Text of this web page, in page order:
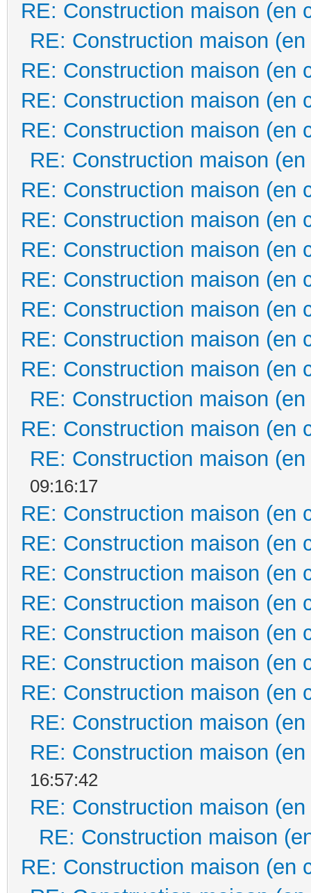
RE: Construction maison (en
RE: Construction maison
RE: Construction maison (en
RE: Construction maison (en
RE: Construction maison (en
RE: Construction maison
RE: Construction maison (en
RE: Construction maison (en
RE: Construction maison (en
RE: Construction maison (en
RE: Construction maison (en
RE: Construction maison (en
RE: Construction maison (en
RE: Construction maison
RE: Construction maison (en
RE: Construction maison
09:16:17
RE: Construction maison (en
RE: Construction maison (en
RE: Construction maison (en
RE: Construction maison (en
RE: Construction maison (en
RE: Construction maison (en
RE: Construction maison (en
RE: Construction maison
RE: Construction maison
16:57:42
RE: Construction maison
RE: Construction maison
RE: Construction maison (en